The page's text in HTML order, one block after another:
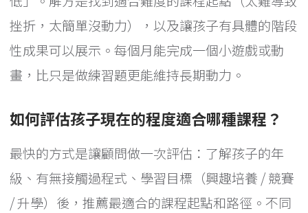
挫折，太簡單沒動力），以及讓孩子有具體的階段
性成果可以展示。每個月能完成一個小遊戲或動
畫，比只是做練習題更能維持長期動力。
如何評估孩子現在的程度適合哪種課程？
最快的方式是讓顧問做一次評估：了解孩子的年
級、有無接觸過程式、學習目標（興趣培養 / 競賽
/ 升學）後，推薦最適合的課程起點和路徑。不同